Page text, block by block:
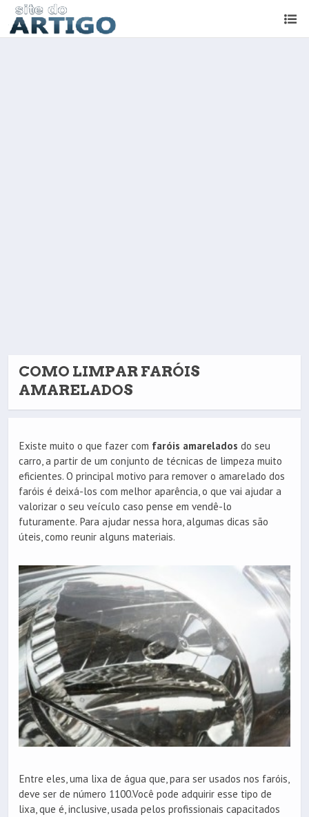
COMO LIMPAR FARÓIS
AMARELADOS
Existe muito o que fazer com faróis amarelados do seu
carro, a partir de um conjunto de técnicas de limpeza muito
eficientes. O principal motivo para remover o amarelado dos
faróis é deixá-los com melhor aparência, o que vai ajudar a
valorizar o seu veículo caso pense em vendê-lo
futuramente. Para ajudar nessa hora, algumas dicas são
úteis, como reunir alguns materiais.
Entre eles, uma lixa de água que, para ser usados nos faróis,
deve ser de número 1100.Você pode adquirir esse tipo de
lixa, que é, inclusive, usada pelos profissionais capacitados